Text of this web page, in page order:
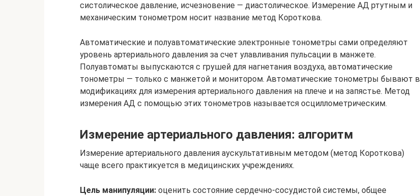
систолическое давление, исчезновение — диастолическое. Измерение АД ртутным и
механическим тонометром носит название метод Короткова.
Автоматические и полуавтоматические электронные тонометры сами определяют
уровень артериального давления за счет улавливания пульсации в манжете.
Полуавтоматы выпускаются с грушей для нагнетания воздуха, автоматические
тонометры — только с манжетой и монитором. Автоматические тонометры бывают в
модификациях для измерения артериального давления на плече и на запястье. Метод
измерения АД с помощью этих тонометров называется осциллометрическим.
Измерение артериального давления: алгоритм
Измерение артериального давления аускультативным методом (метод Короткова)
чаще всего практикуется в медицинских учреждениях.
Цель манипуляции: оценить состояние сердечно-сосудистой системы, общее